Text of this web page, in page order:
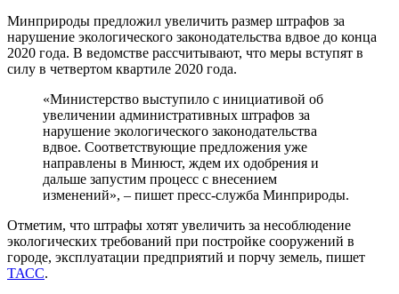
Минприроды предложил увеличить размер штрафов за
нарушение экологического законодательства вдвое до конца
2020 года. В ведомстве рассчитывают, что меры вступят в
силу в четвертом квартиле 2020 года.
«Министерство выступило с инициативой об
увеличении административных штрафов за
нарушение экологического законодательства
вдвое. Соответствующие предложения уже
направлены в Минюст, ждем их одобрения и
дальше запустим процесс с внесением
изменений», – пишет пресс-служба Минприроды.
Отметим, что штрафы хотят увеличить за несоблюдение
экологических требований при постройке сооружений в
городе, эксплуатации предприятий и порчу земель, пишет
ТАСС.